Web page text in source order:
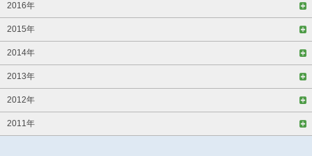
2016年
2015年
2014年
2013年
2012年
2011年